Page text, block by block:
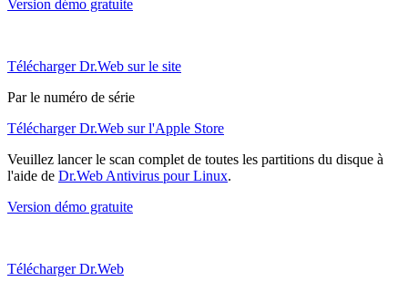
Version démo gratuite
Télécharger Dr.Web sur le site
Par le numéro de série
Télécharger Dr.Web sur l'Apple Store
Veuillez lancer le scan complet de toutes les partitions du disque à
l'aide de Dr.Web Antivirus pour Linux.
Version démo gratuite
Télécharger Dr.Web